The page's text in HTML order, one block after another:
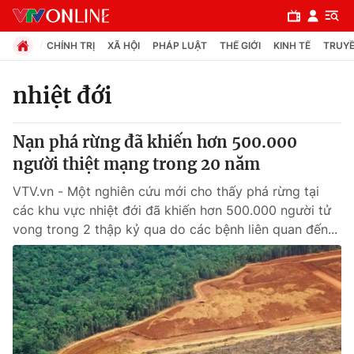
Chuyên mục
Chính trị
Xã hội
Pháp luật
Y tế
Thế giới
CHÍNH TRỊ XÃ HỘI PHÁP LUẬT THẾ GIỚI KINH TẾ
nhiệt đới
Nạn phá rừng đã khiến hơn 500.000
người thiệt mạng trong 20 năm
VTV.vn - Một nghiên cứu mới cho thấy phá rừng tại
các khu vực nhiệt đới đã khiến hơn 500.000 người tử
vong trong 2 thập kỷ qua do các bệnh liên quan đến...